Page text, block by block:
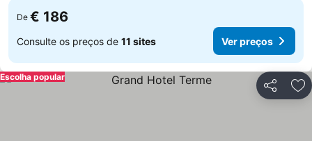
De € 186
Consulte os preços de 11 sites Ver preços
Partilhar
Escolha popular